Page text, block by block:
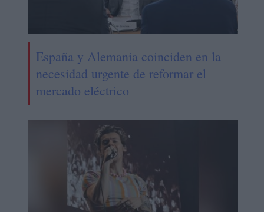
España y Alemania coinciden en la
necesidad urgente de reformar el
mercado eléctrico